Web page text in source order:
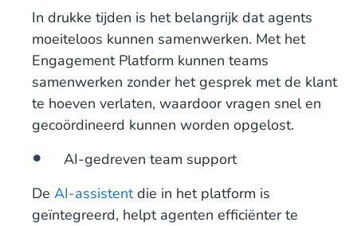
In drukke tijden is het belangrijk dat agents
moeiteloos kunnen samenwerken. Met het
Engagement Platform kunnen teams
samenwerken zonder het gesprek met de klant
te hoeven verlaten, waardoor vragen snel en
gecoördineerd kunnen worden opgelost.
AI-gedreven team support
De AI-assistentdie in het platform is
geïntegreerd, helpt agenten efficiënter te